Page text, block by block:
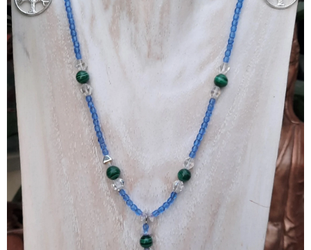
Collier Parure Malachite et Arbre de Vie